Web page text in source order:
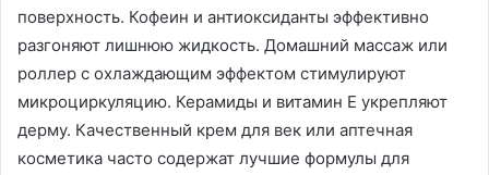
поверхность. Кофеин и антиоксиданты эффективно
разгоняют лишнюю жидкость. Домашний массаж или
роллер с охлаждающим эффектом стимулируют
микроциркуляцию. Керамиды и витамин Е укрепляют
дерму. Качественный крем для век или аптечная
косметика часто содержат лучшие формулы для